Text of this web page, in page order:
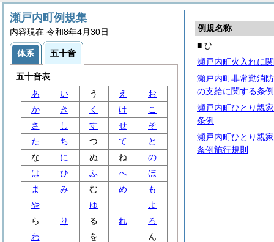
例規名称
■ ひ
瀬戸内町火入れに
瀬戸内町非常勤消
の支給に関する条例
瀬戸内町ひとり親
条例
瀬戸内町ひとり親
条例施行規則
瀬戸内町例規集
内容現在 令和8年4月30日
体系 五十音
五十音表
あ
い う え
お
か
き く け
こ
さ
し す せ
そ
た
ち つ て
と
な
に ぬ ね
の
は
ひ ふ へ
ほ
ま
み む め
も
や
ゆ
よ
ら
り る れ
ろ
わ
を ん